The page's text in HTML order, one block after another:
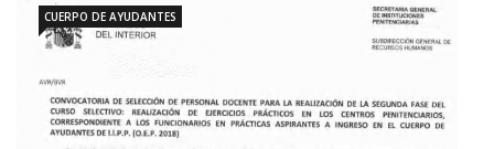
CUERPO DE AYUDANTES